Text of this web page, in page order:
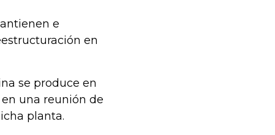
e
en
se produce en
una reunión de
planta.